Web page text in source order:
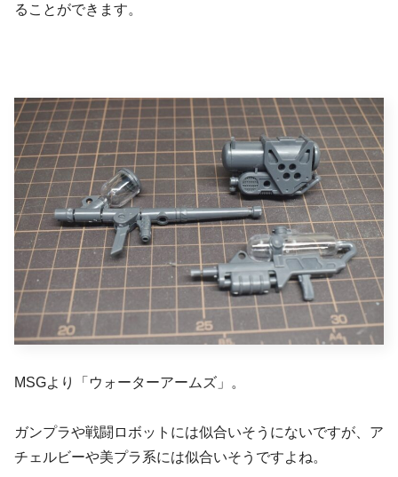
ることができます。
MSGより「ウォーターアームズ」。
ガンプラや戦闘ロボットには似合いそうにないですが、ア
チェルビーや美プラ系には似合いそうですよね。